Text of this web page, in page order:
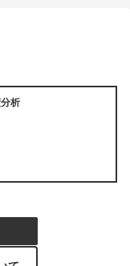
析